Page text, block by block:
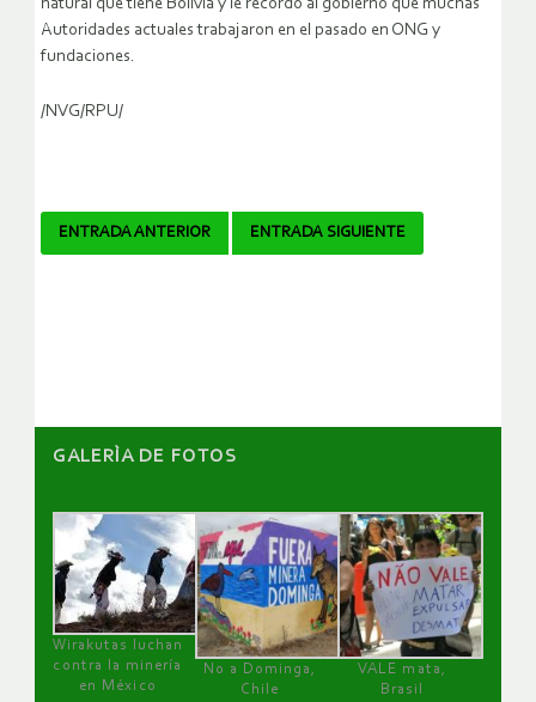
natural que tiene Bolivia y le recordó al gobierno que muchas
Autoridades actuales trabajaron en el pasado en ONG y
fundaciones.
/NVG/RPU/
Navegador
ENTRADA ANTERIOR ENTRADA SIGUIENTE
GALERÌA DE FOTOS
Wirakutas luchan
contra la minería
en México
No a Dominga,
Chile
VALE mata,
Brasil